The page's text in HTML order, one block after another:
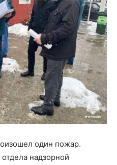
один пожар.
надзорной